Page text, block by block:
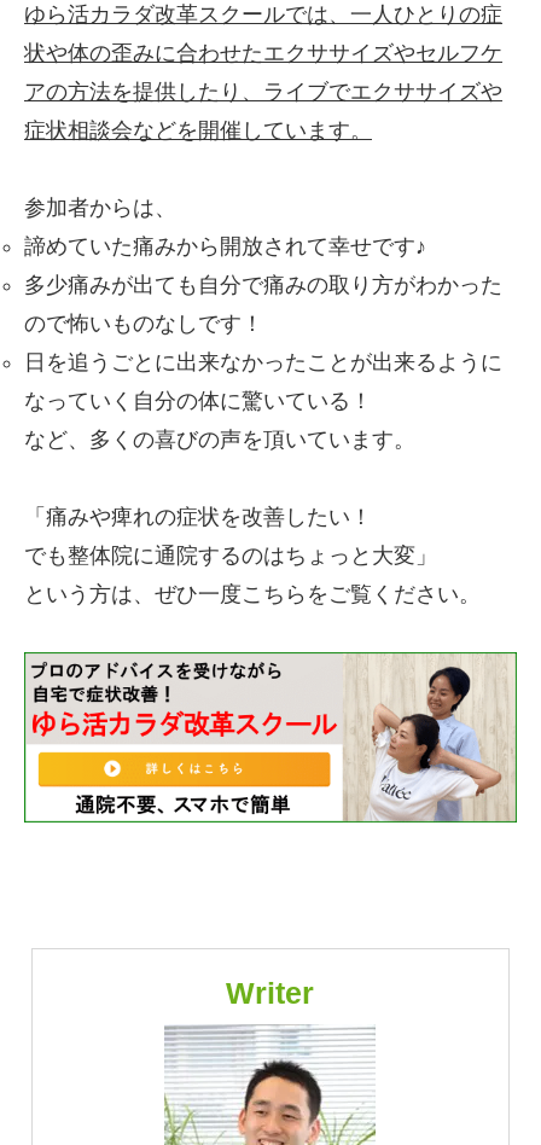
ゆら活カラダ改革スクールでは、一人ひとりの症
状や体の歪みに合わせたエクササイズやセルフケ
アの方法を提供したり、ライブでエクササイズや
症状相談会などを開催しています。
参加者からは、
諦めていた痛みから開放されて幸せです♪
多少痛みが出ても自分で痛みの取り方がわかった
ので怖いものなしです！
日を追うごとに出来なかったことが出来るように
なっていく自分の体に驚いている！
など、多くの喜びの声を頂いています。
「痛みや痺れの症状を改善したい！
でも整体院に通院するのはちょっと大変」
という方は、ぜひ一度こちらをご覧ください。
Writer